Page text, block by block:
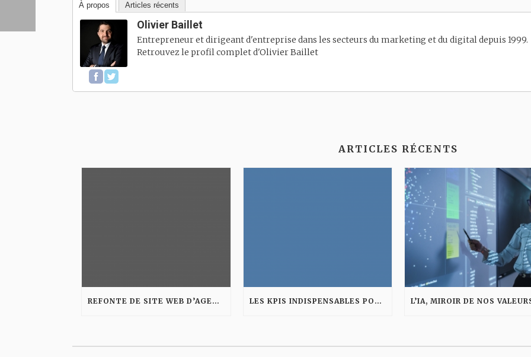
À propos Articles récents
Olivier Baillet
Entrepreneur et dirigeant d'entreprise dans les secteurs du marketing et du digital depuis 1999.
Retrouvez le profil complet d'Olivier Baillet
ARTICLES RÉCENTS
REFONTE DE SITE WEB D’AGENCE : LES ÉTAPES POUR AMÉLIORER VISIBILITÉ ET CONVERSION LES KPIS INDISPENSABLES POUR MESURER LA PERFORMANCE D’UNE AGENCE DIGITALE